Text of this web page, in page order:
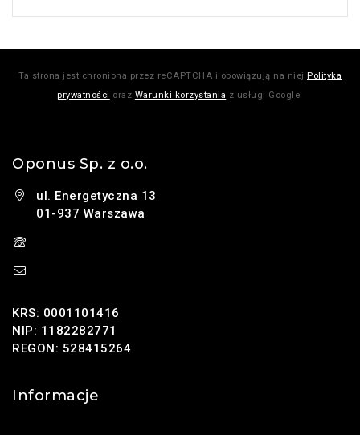
Ta strona jest chroniona przez reCAPTCHA i obowiązują na niej Polityka
prywatności oraz Warunki korzystania z usługi Google.
Oponus Sp. z o.o.
ul. Energetyczna 13
01-937 Warszawa
KRS: 0001101416
NIP: 1182282771
REGON: 528415264
Informacje